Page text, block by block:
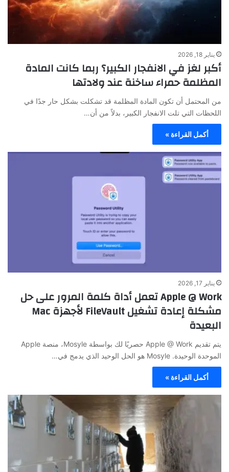
يناير 18, 2026
أكبر لغز في الانفجار الكبير؟ ربما كانت المادة
المظلمة حمراء ساخنة عند ولادتها
من المحتمل أن تكون المادة المظلمة قد تشكلت بشكل حار جدًا في
اللحظات التي تلت الانفجار الكبير، بدلاً من أن…
أكمل القراءة »
يناير 17, 2026
Apple @ Work تعمل أداة كلمة المرور على حل
مشكلة إعادة تشغيل FileVault لأجهزة Mac
البعيدة
يتم تقديم Apple @ Work حصريًا لك بواسطة Mosyle، منصة Apple
الموحدة الوحيدة. Mosyle هو الحل الوحيد الذي يدمج في…
أكمل القراءة »